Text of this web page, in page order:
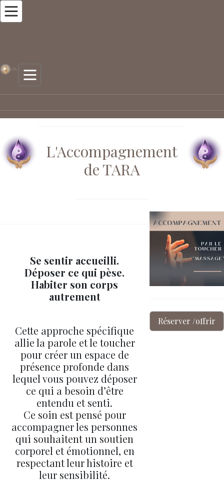
L'Accompagnement
de TARA
Se sentir accueilli.
Déposer ce qui pèse.
Habiter son corps
autrement
Cette approche spécifique
allie la parole et le toucher
pour créer un espace de
présence profonde dans
lequel vous pouvez déposer
ce qui a besoin d’être
entendu et senti.
Ce soin est pensé pour
accompagner les personnes
qui souhaitent un soutien
corporel et émotionnel, en
respectant leur histoire et
leur sensibilité.
Réserver /offrir